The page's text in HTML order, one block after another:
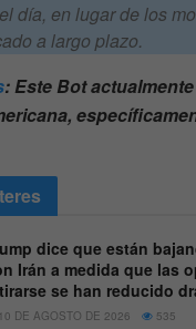
día, en lugar de los
a largo plazo.
: Este Bot
dice que están
Irán a medida que las
se han reducido
10 DE AGOSTO DE 2026 535